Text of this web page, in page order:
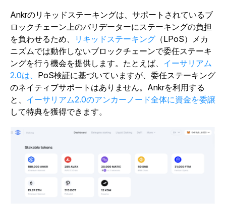
Ankrのリキッドステーキングは、サポートされているブ
ロックチェーン上のバリデーターにステーキングの負担
を負わせるため、
リキッドステーキング （LPoS）メカ
ニズムでは動作しないブロックチェーンで委任ステーキ
ングを行う機会を提供します。たとえば、 イーサリアム
2.0は、 PoS検証に基づいていますが、委任ステーキング
のネイティブサポートはありません。Ankrを利用する
と、 イーサリアム2.0のアンカーノード全体に資金を委譲
して特典を獲得できます。